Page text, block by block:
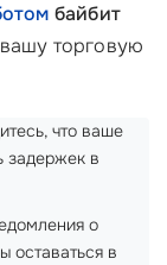
байбит
торговую
что ваше
задержек в
о
оставаться в